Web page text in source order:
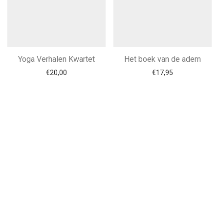
Yoga Verhalen Kwartet
€20,00
Het boek van de adem
€17,95